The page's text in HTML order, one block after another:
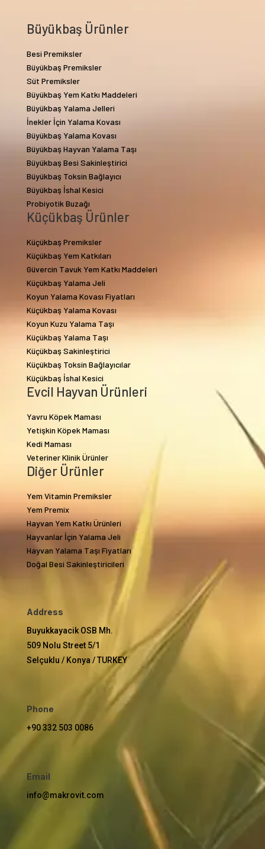
Büyükbaş Ürünler
Besi Premiksler
Büyükbaş Premiksler
Süt Premiksler
Büyükbaş Yem Katkı Maddeleri
Büyükbaş Yalama Jelleri
İnekler İçin Yalama Kovası
Büyükbaş Yalama Kovası
Büyükbaş Hayvan Yalama Taşı
Büyükbaş Besi Sakinleştirici
Büyükbaş Toksin Bağlayıcı
Büyükbaş İshal Kesici
Probiyotik Buzağı
Küçükbaş Ürünler
Küçükbaş Premiksler
Küçükbaş Yem Katkıları
Güvercin Tavuk Yem Katkı Maddeleri
Küçükbaş Yalama Jeli
Koyun Yalama Kovası Fiyatları
Küçükbaş Yalama Kovası
Koyun Kuzu Yalama Taşı
Küçükbaş Yalama Taşı
Küçükbaş Sakinleştirici
Küçükbaş Toksin Bağlayıcılar
Küçükbaş İshal Kesici
Evcil Hayvan Ürünleri
Yavru Köpek Maması
Yetişkin Köpek Maması
Kedi Maması
Veteriner Klinik Ürünler
Diğer Ürünler
Yem Vitamin Premiksler
Yem Premix
Hayvan Yem Katkı Ürünleri
Hayvanlar İçin Yalama Jeli
Hayvan Yalama Taşı Fiyatları
Doğal Besi Sakinleştiricileri
Address
Buyukkayacik OSB Mh.
509 Nolu Street 5/1
Selçuklu / Konya / TURKEY
Phone
+90 332 503 0086
Email
info@makrovit.com